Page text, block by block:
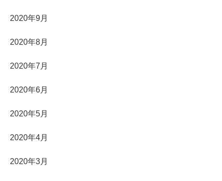
2020年9月
2020年8月
2020年7月
2020年6月
2020年5月
2020年4月
2020年3月